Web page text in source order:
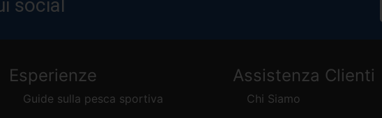
social
Esperienze
Guide sulla pesca sportiva
Assistenza Clienti
Chi Siamo